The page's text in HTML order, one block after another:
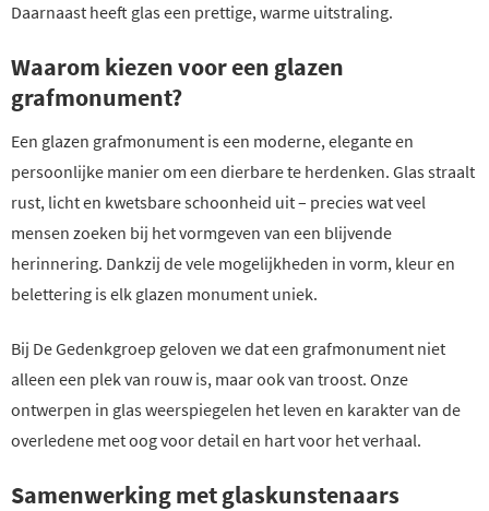
Daarnaast heeft glas een prettige, warme uitstraling.
Waarom kiezen voor een glazen
grafmonument?
Een glazen grafmonument is een moderne, elegante en
persoonlijke manier om een dierbare te herdenken. Glas straalt
rust, licht en kwetsbare schoonheid uit – precies wat veel
mensen zoeken bij het vormgeven van een blijvende
herinnering. Dankzij de vele mogelijkheden in vorm, kleur en
belettering is elk glazen monument uniek.
Bij De Gedenkgroep geloven we dat een grafmonument niet
alleen een plek van rouw is, maar ook van troost. Onze
ontwerpen in glas weerspiegelen het leven en karakter van de
overledene met oog voor detail en hart voor het verhaal.
Samenwerking met glaskunstenaars